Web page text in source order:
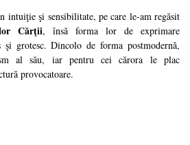
intuiţie şi sensibilitate, pe care le-am regăsit
Cărţii, însă forma lor de exprimare
şi grotesc. Dincolo de forma postmodernă,
al său, iar pentru cei cărora le plac
provocatoare.